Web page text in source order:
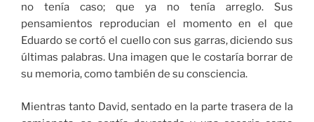
no tenía caso; que ya no tenía arreglo. Sus
pensamientos reproducian el momento en el que
Eduardo se cortó el cuello con sus garras, diciendo sus
últimas palabras. Una imagen que le costaría borrar de
su memoria, como también de su consciencia.
Mientras tanto David, sentado en la parte trasera de la